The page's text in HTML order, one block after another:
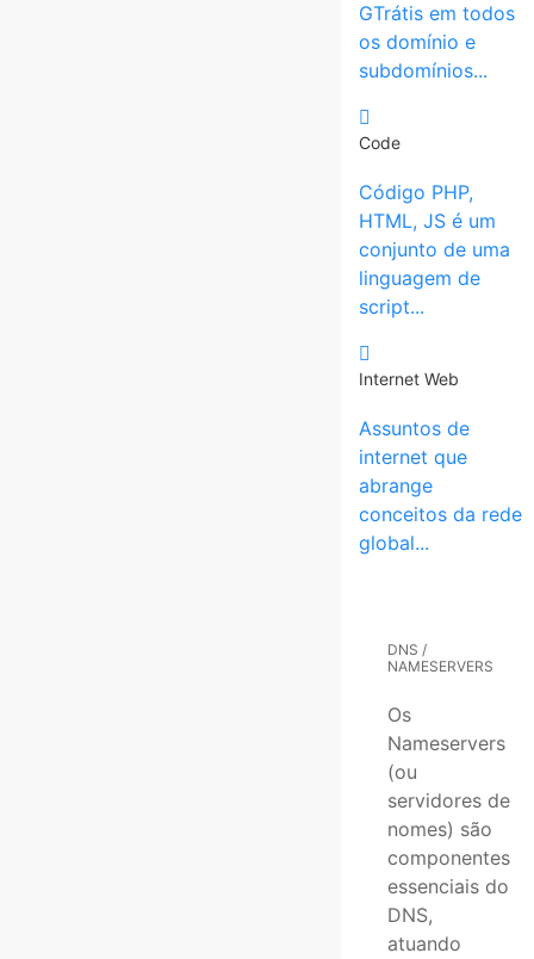
GTrátis em todos
os domínio e
subdomínios...
Code
Código PHP,
HTML, JS é um
conjunto de uma
linguagem de
script...
Internet Web
Assuntos de
internet que
abrange
conceitos da rede
global...
DNS /
NAMESERVERS
Os
Nameservers
(ou
servidores de
nomes) são
componentes
essenciais do
DNS,
atuando